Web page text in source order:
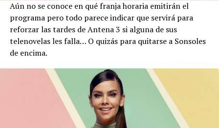
Aún no se conoce en qué franja horaria emitirán el
programa pero todo parece indicar que servirá para
reforzar las tardes de Antena 3 si alguna de sus
telenovelas les falla… O quizás para quitarse a Sonsoles
de encima.